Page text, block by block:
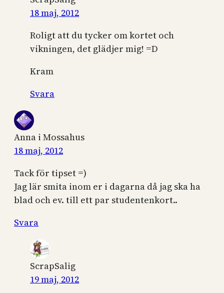
18 maj, 2012
Roligt att du tycker om kortet och
vikningen, det glädjer mig! =D
Kram
Svara
Anna i Mossahus
18 maj, 2012
Tack för tipset =)
Jag lär smita inom er i dagarna då jag ska ha
blad och ev. till ett par studentenkort..
Svara
ScrapSalig
19 maj, 2012